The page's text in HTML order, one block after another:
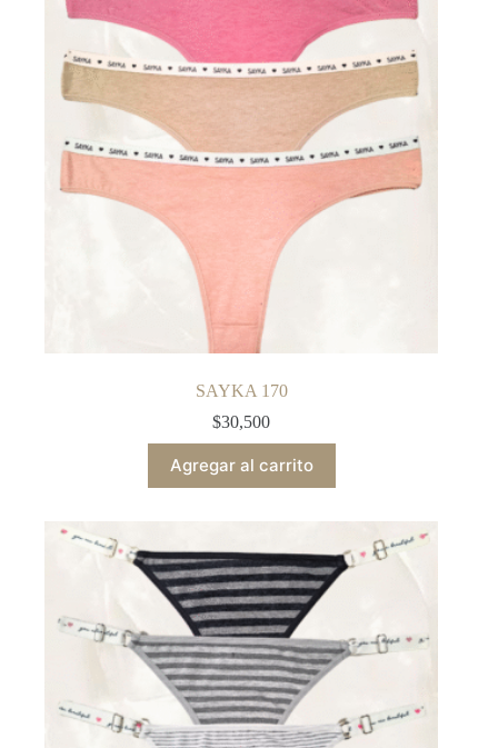
SAYKA 170
$30,500
Agregar al carrito